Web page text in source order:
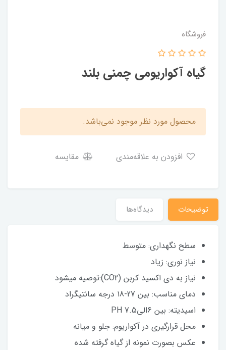
فروشگاه
گیاه آکواریومی چمنی بلند
محصول مورد نظر موجود نمی‌باشد.
مقایسه
توضیحات دیدگاه‌ها
سطح نگهداری: متوسط
نیاز نوری: زیاد
نیاز به دی اکسید کربن (CO2):توصیه میشود
دمای مناسب: بین 27-۱8 درجه سانتیگراد
اسیدیته: بین 6الی7.5 PH
محل قرارگیری در آکواریوم: جلو و میانه
عکس بصورت نمونه از گیاه گرفته شده